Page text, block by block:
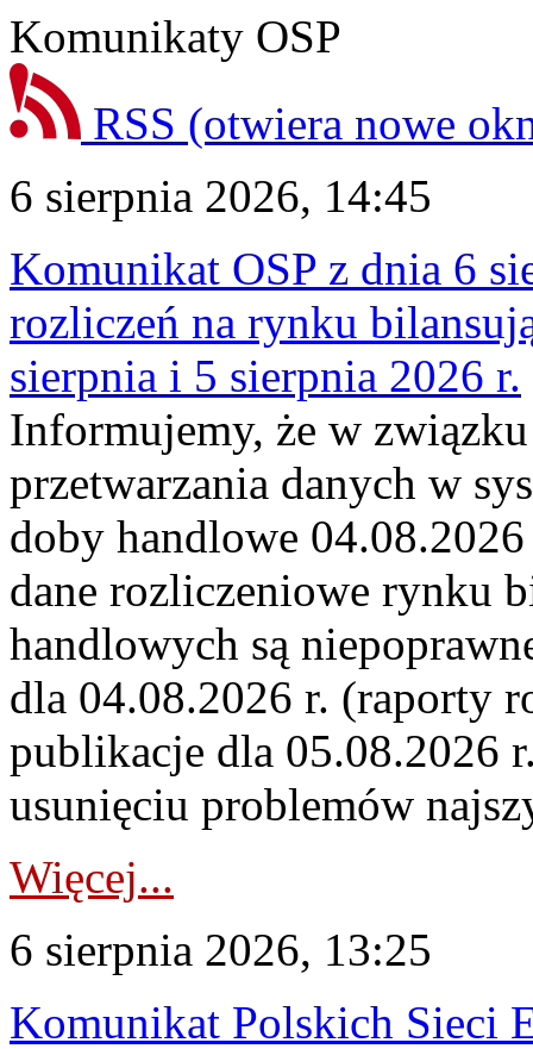
Komunikaty OSP
RSS (otwiera nowe
6 sierpnia 2026, 14:45
Komunikat OSP z dnia 6
rozliczeń na rynku
sierpnia i 5 sierpnia 2026 r.
Informujemy, że w
przetwarzania danych w
doby handlowe
dane rozliczeniowe rynku
handlowych są
dla 04.08.2026 r. (raporty
publikacje dla 05.08.2026
usunięciu problemów
Więcej...
6 sierpnia 2026, 13:25
Komunikat Polskich Sieci